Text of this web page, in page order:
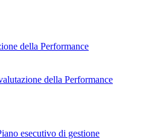
della Performance
della Performance
esecutivo di gestione